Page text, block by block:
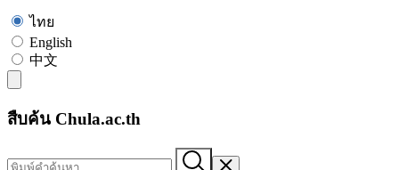
ไทย
English
中文
สืบค้น Chula.ac.th